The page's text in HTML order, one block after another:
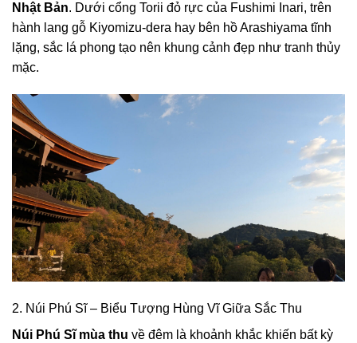
Nhật Bản. Dưới cổng Torii đỏ rực của Fushimi Inari, trên
hành lang gỗ Kiyomizu-dera hay bên hồ Arashiyama tĩnh
lặng, sắc lá phong tạo nên khung cảnh đẹp như tranh thủy
mặc.
2. Núi Phú Sĩ – Biểu Tượng Hùng Vĩ Giữa Sắc Thu
Núi Phú Sĩ mùa thu về đêm là khoảnh khắc khiến bất kỳ